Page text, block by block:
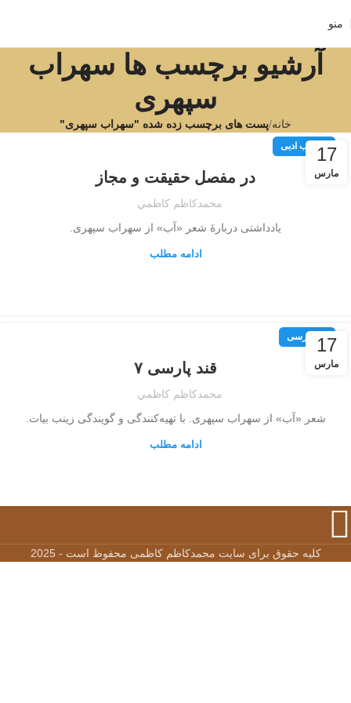
منو
آرشیو برچسب ها سهراب
سپهری
خانه پست های برچسب زده شده "سهراب سپهری"
17
مارس
مطالب ادبی
در مفصل حقیقت و مجاز
محمدكاظم كاظمي
یادداشتی دربارهٔ شعر «آب» از سهراب سپهری.
ادامه مطلب
17
مارس
قند پارسی
قند پارسی ۷
محمدكاظم كاظمي
شعر «آب» از سهراب سپهری. با تهیه‌کنندگی و گویندگی زینب بیات.
ادامه مطلب
کلیه حقوق برای سایت محمدکاظم کاظمی محفوظ است - 2025